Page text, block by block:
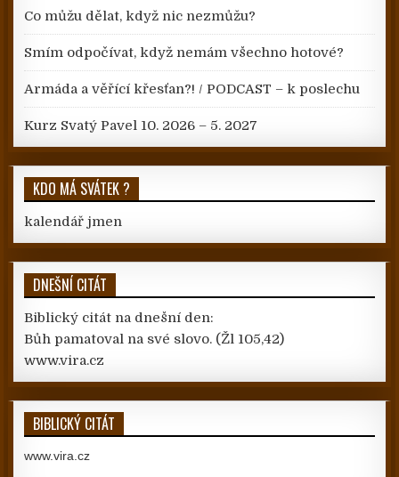
Co můžu dělat, když nic nezmůžu?
Smím odpočívat, když nemám všechno hotové?
Armáda a věřící křesťan?! / PODCAST – k poslechu
Kurz Svatý Pavel 10. 2026 – 5. 2027
KDO MÁ SVÁTEK ?
kalendář jmen
DNEŠNÍ CITÁT
Biblický citát na dnešní den:
Bůh pamatoval na své slovo. (Žl 105,42)
www.vira.cz
BIBLICKÝ CITÁT
www.vira.cz